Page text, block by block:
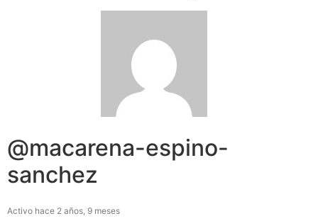
@macarena-espino-
sanchez
Activo hace 2 años, 9 meses